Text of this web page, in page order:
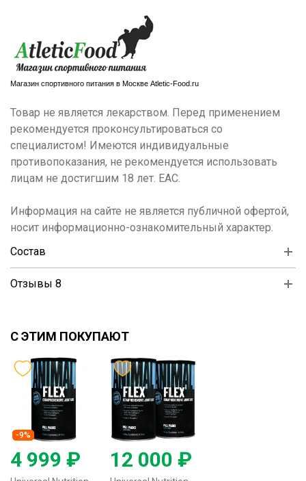
Магазин спортивного питания в Москве Atletic-Food.ru
Товар не является лекарством. Перед применением
рекомендуется проконсультироваться со
специалистом! Имеются индивидуальные
противопоказания, не рекомендуется использовать
лицам не достигшим 18 лет. ЕАС.
Информация на сайте не является публичной офертой,
носит информационно-ознакомительный характер.
Состав
Отзывы 8
С ЭТИМ ПОКУПАЮТ
-9%
4 999 ₽ 12 000 ₽